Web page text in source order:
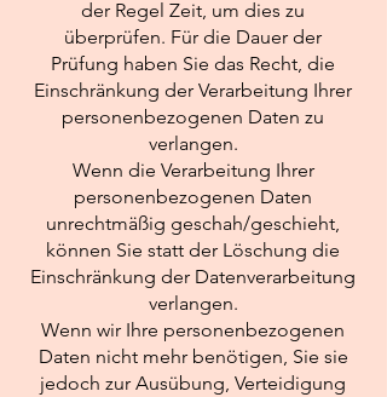
der Regel Zeit, um dies zu
überprüfen. Für die Dauer der
Prüfung haben Sie das Recht, die
Einschränkung der Verarbeitung Ihrer
personenbezogenen Daten zu
verlangen.
Wenn die Verarbeitung Ihrer
personenbezogenen Daten
unrechtmäßig geschah/geschieht,
können Sie statt der Löschung die
Einschränkung der Datenverarbeitung
verlangen.
Wenn wir Ihre personenbezogenen
Daten nicht mehr benötigen, Sie sie
jedoch zur Ausübung, Verteidigung